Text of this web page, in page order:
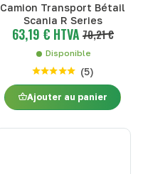
Camion Transport Bétail
Scania R Series
63,19 € HTVA 70,21 €
Disponible
(5)
Ajouter au panier